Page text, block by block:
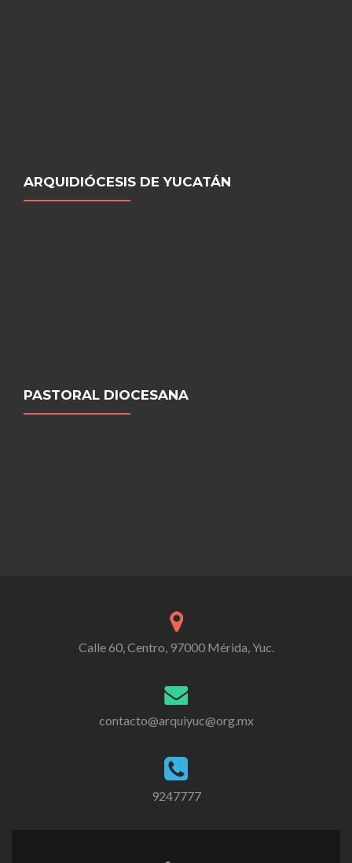
ARQUIDIÓCESIS DE YUCATÁN
PASTORAL DIOCESANA
Calle 60, Centro, 97000 Mérida, Yuc.
contacto@arquiyuc@org.mx
9247777